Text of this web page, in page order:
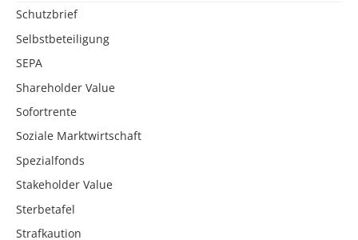
Schutzbrief
Selbstbeteiligung
SEPA
Shareholder Value
Sofortrente
Soziale Marktwirtschaft
Spezialfonds
Stakeholder Value
Sterbetafel
Strafkaution